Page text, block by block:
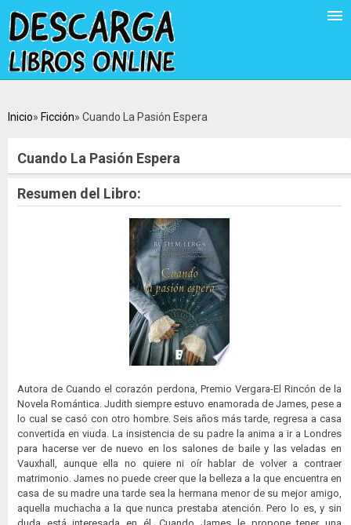
Inicio Ficción Cuando La Pasión Espera
Cuando La Pasión Espera
Resumen del Libro:
Autora de Cuando el corazón perdona, Premio Vergara-El Rincón de la
Novela Romántica. Judith siempre estuvo enamorada de James, pese a
lo cual se casó con otro hombre. Seis años más tarde, regresa a casa
convertida en viuda. La insistencia de su padre la anima a ir a Londres
para hacerse ver de nuevo en los salones de baile y las veladas en
Vauxhall, aunque ella no quiere ni oír hablar de volver a contraer
matrimonio. James no puede creer que la belleza a la que encuentra en
casa de su madre una tarde sea la hermana menor de su mejor amigo,
aquella muchacha a la que nunca prestaba atención. Pero lo es, y sin